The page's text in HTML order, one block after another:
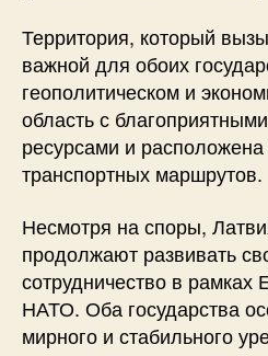
Территория, который
важной для обоих
геополитическом и
область с
ресурсами и расположена
транспортных маршрутов.
Несмотря на споры,
продолжают развивать
сотрудничество в рамках
НАТО. Оба государства
мирного и стабильного